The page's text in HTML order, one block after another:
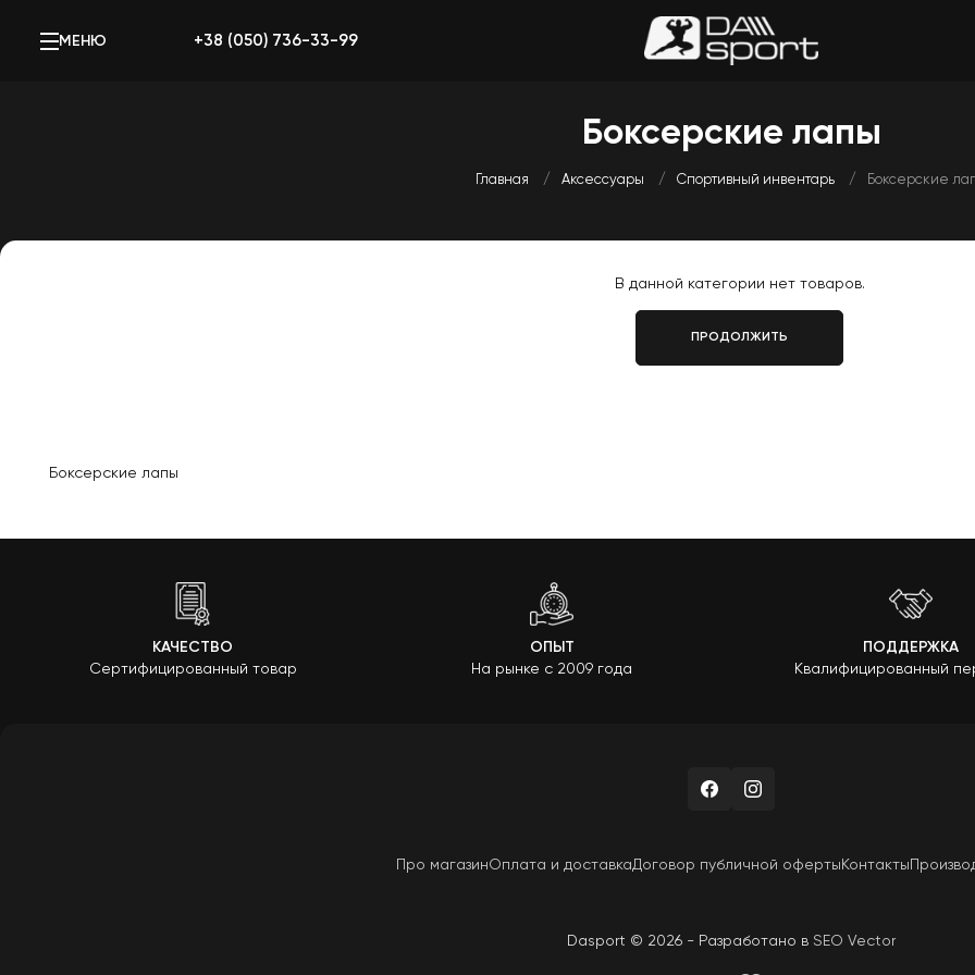
МЕНЮ +38 (050) 736-33-99
Боксерские лапы
Главная Аксессуары Спортивный инвентарь Боксерские
В данной категории нет товаров.
ПРОДОЛЖИТЬ
Боксерские лапы
КАЧЕСТВО
Сертифицированный товар
ОПЫТ
На рынке с 2009 года
ПОДДЕРЖКА
Квалифицированный
Про магазинОплата и доставкаДоговор публичной оферты Контакты
Dasport © 2026 - Разработано в SEO Vector